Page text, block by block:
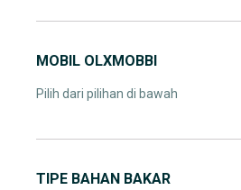
MOBIL OLXMOBBI
Pilih dari pilihan di bawah
TIPE BAHAN BAKAR